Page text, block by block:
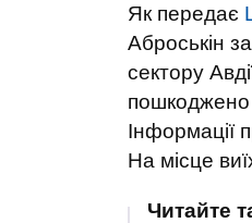
Як передає
Аброськін
сектору
пошкоджено
Інформації
На місце
Читайте